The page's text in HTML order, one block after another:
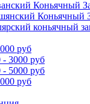
Коньячный
Коньячный
коньячный
руб
- 3000 руб
- 5000 руб
руб